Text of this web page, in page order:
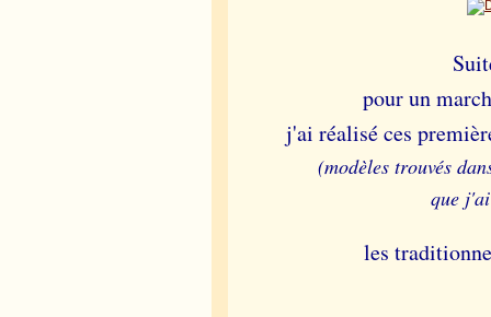
pour un
j'ai réalisé ces
(modèles trouvés
que
les